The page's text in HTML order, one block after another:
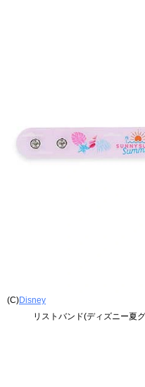
(C)Disney
リストバンド(ディズニー夏